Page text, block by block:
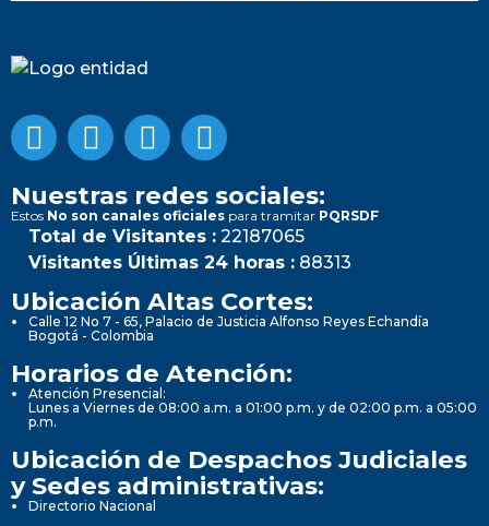
Nuestras redes sociales:
Estos No son canales oficiales para tramitar PQRSDF
Total de Visitantes : 22187065
Visitantes Últimas 24 horas : 88313
Ubicación Altas Cortes:
Calle 12 No 7 - 65, Palacio de Justicia Alfonso Reyes Echandía
Bogotá - Colombia
Horarios de Atención:
Atención Presencial:
Lunes a Viernes de 08:00 a.m. a 01:00 p.m. y de 02:00 p.m. a 05:00
p.m.
Ubicación de Despachos Judiciales
y Sedes administrativas:
Directorio Nacional